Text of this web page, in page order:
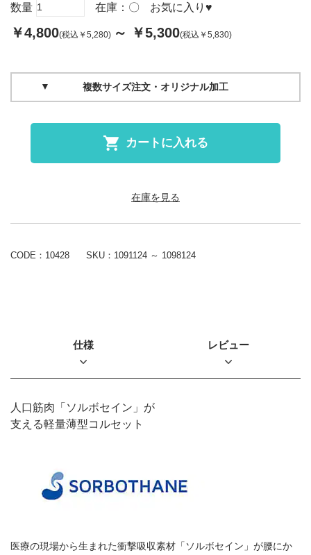
数量 在庫： 〇 お気に入り ♥
￥4,800(税込￥5,280) ～ ￥5,300(税込￥5,830)
複数サイズ注文・オリジナル加工
カートに入れる
在庫を見る
CODE：10428 SKU： 1091124 ～ 1098124
仕様 レビュー
人口筋肉「ソルボセイン」が
支える軽量薄型コルセット
医療の現場から生まれた衝撃吸収素材「ソルボセイン」が腰にか